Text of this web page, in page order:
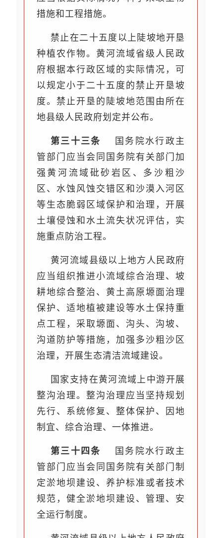
措施和工程措施。
禁止在二十五度以上陡坡地开垦
种植农作物。黄河流域省级人民政
府根据本行政区域的实际情况，可
以规定小于二十五度的禁止开垦坡
度。禁止开垦的陡坡地范围由所在
地县级人民政府划定并公布。
第三十三条
国务院水行政主
管部门应当会同国务院有关部门加
强黄河流域砒砂岩区、多沙粗沙
区、水蚀风蚀交错区和沙漠入河区
等生态脆弱区域保护和治理，开展
土壤侵蚀和水土流失状况评估，实
施重点防治工程。
黄河流域县级以上地方人民政府
应当组织推进小流域综合治理、坡
耕地综合整治、黄土高原塬面治理
保护、适地植被建设等水土保持重
点工程，采取塬面、沟头、沟坡、
沟道防护等措施，加强多沙粗沙区
治理，开展生态清洁流域建设。
国家支持在黄河流域上中游开展
整沟治理。整沟治理应当坚持规划
先行、系统修复、整体保护、因地
制宜、综合治理、一体推进。
第三十四条
国务院水行政主
管部门应当会同国务院有关部门制
定淤地坝建设、养护标准或者技术
规范，健全淤地坝建设、管理、安
全运行制度。